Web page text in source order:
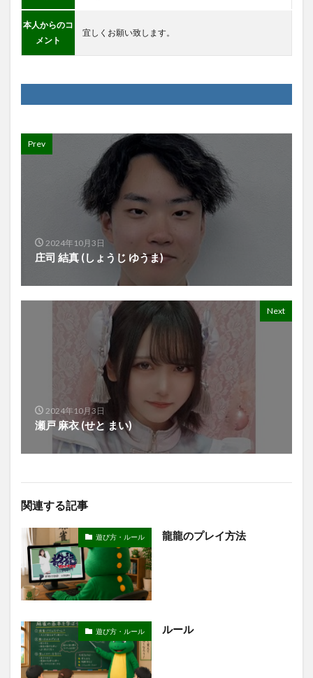
本人からのコ
メント
宜しくお願い致します。
Prev
2024年10月3日
庄司 結真 (しょうじ ゆうま)
Next
2024年10月3日
瀬戸 麻衣 (せと まい)
関連する記事
遊び方・ルール 龍龍のプレイ方法
遊び方・ルール ルール